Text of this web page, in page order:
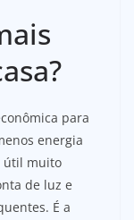
para
energia
útil muito
de luz e
É a